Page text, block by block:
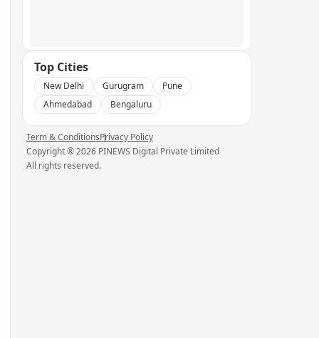
Top Cities
New Delhi Gurugram
Pune
Ahmedabad
Bengaluru
Term & ConditionsPrivacy Policy
Copyright ®2026 PINEWS Digital Private Limited
All rights reserved.